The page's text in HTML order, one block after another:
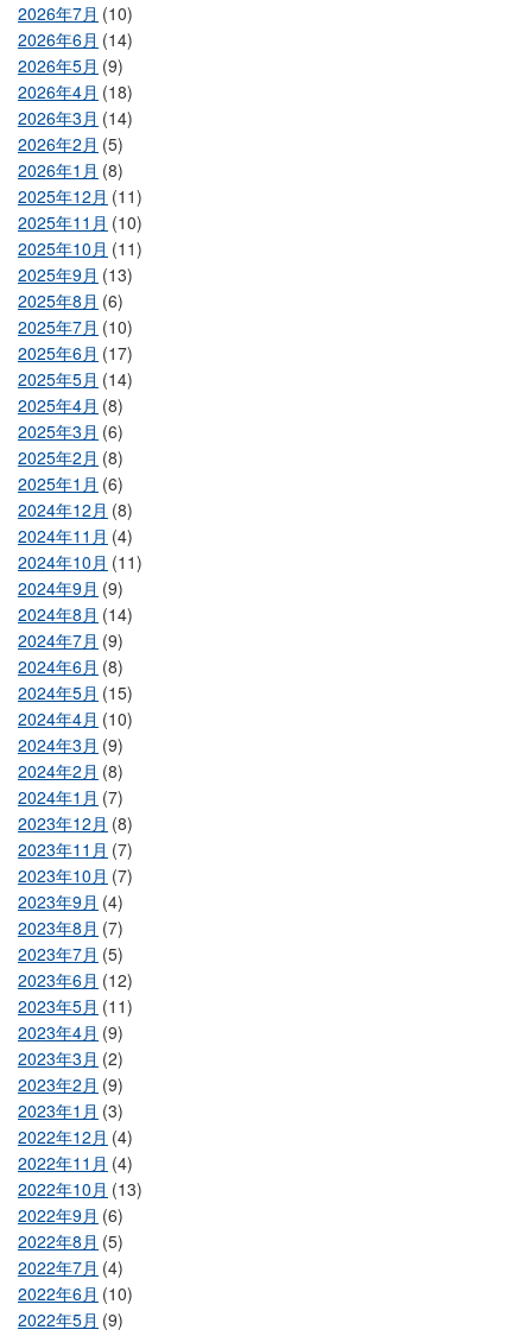
2026年7月 (10)
2026年6月 (14)
2026年5月 (9)
2026年4月 (18)
2026年3月 (14)
2026年2月 (5)
2026年1月 (8)
2025年12月 (11)
2025年11月 (10)
2025年10月 (11)
2025年9月 (13)
2025年8月 (6)
2025年7月 (10)
2025年6月 (17)
2025年5月 (14)
2025年4月 (8)
2025年3月 (6)
2025年2月 (8)
2025年1月 (6)
2024年12月 (8)
2024年11月 (4)
2024年10月 (11)
2024年9月 (9)
2024年8月 (14)
2024年7月 (9)
2024年6月 (8)
2024年5月 (15)
2024年4月 (10)
2024年3月 (9)
2024年2月 (8)
2024年1月 (7)
2023年12月 (8)
2023年11月 (7)
2023年10月 (7)
2023年9月 (4)
2023年8月 (7)
2023年7月 (5)
2023年6月 (12)
2023年5月 (11)
2023年4月 (9)
2023年3月 (2)
2023年2月 (9)
2023年1月 (3)
2022年12月 (4)
2022年11月 (4)
2022年10月 (13)
2022年9月 (6)
2022年8月 (5)
2022年7月 (4)
2022年6月 (10)
2022年5月 (9)